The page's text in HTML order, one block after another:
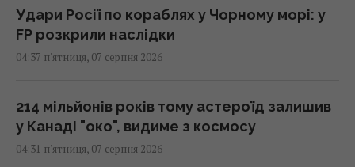
Удари Росії по кораблях у Чорному морі: у
FP розкрили наслідки
04:37 п'ятниця, 07 серпня 2026
214 мільйонів років тому астероїд залишив
у Канаді "око", видиме з космосу
04:31 п'ятниця, 07 серпня 2026